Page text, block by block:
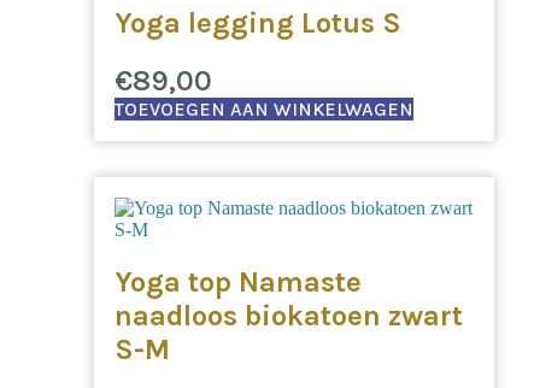
Yoga legging Lotus S
€89,00
TOEVOEGEN AAN WINKELWAGEN
Yoga top Namaste
naadloos biokatoen zwart
S-M